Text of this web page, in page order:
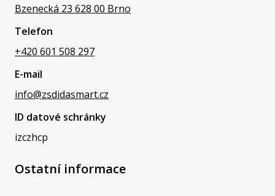
Bzenecká 23 628 00 Brno
Telefon
+420 601 508 297
E-mail
info@zsdidasmart.cz
ID datové schránky
izczhcp
Ostatní informace